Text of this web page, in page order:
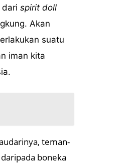
dari spirit doll
Akan
suatu
iman kita
teman-
boneka